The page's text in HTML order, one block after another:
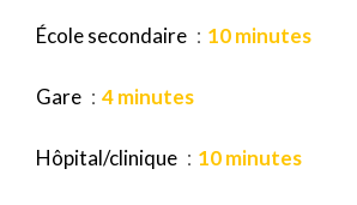
École secondaire 10 minutes
Gare 4 minutes
Hôpital/clinique 10 minutes